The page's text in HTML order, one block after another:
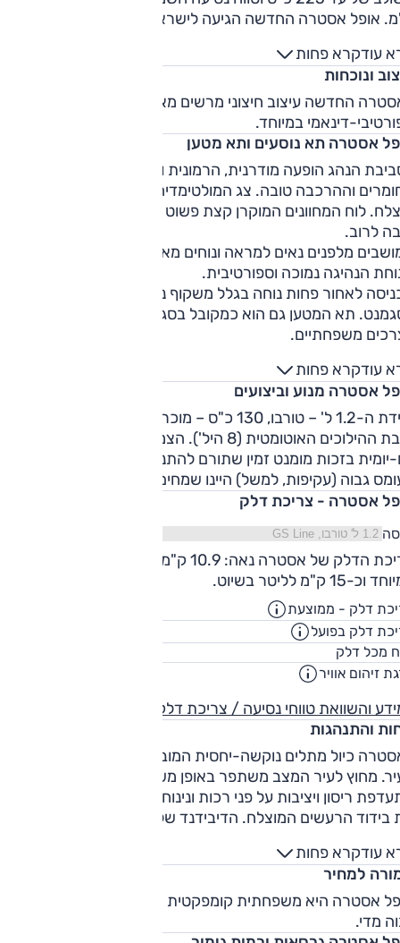
אופל אסטרה החדשה הגיעה לישראל בספטמבר 2022.
עודקרא פחות
ונוכחות
החדשה עיצוב חיצוני מרשים מאוד, בעל נוכחות ומופע
דינאמי במיוחד.
אסטרה תא נוסעים ותא מטען
הנהג הופעה מודרנית, הרמונית ומוצלחת למדי, ואיכות
וההרכבה טובה. צג המולטימדיה פונה לכיוון הנהג וזה
לוח המחוונים המוקרן קצת פשוט למראה. הנדסת האנוש
לרוב.
מלפנים נאים למראה ונוחים מאוד, גם בנסיעות ארוכות.
הנהיגה נמוכה וספורטיבית.
לאחור פחות נוחה בגלל משקוף נמוך והמרחב ממוצע
תא המטען גם הוא כמקובל בסגמנט – ובהחלט מספק
משפחתיים.
עודקרא פחות
אסטרה מנוע וביצועים
יחידת ה-1.2 ל' – טורבו, 130 כ"ס – מוכרת והיא פועלת היטב עם
תיבת ההילוכים האוטומטית (8 היל'). הצמד הזה במיטבו בנהיגה
יומית בזכות מומנט זמין שתורם להתנהלות נינוחה. ובכל זאת,
גבוה (עקיפות, למשל) היינו שמחים לקצת יותר מחץ ועזוז.
אסטרה - צריכת דלק
צריכת הדלק של אסטרה נאה: 10.9 ק"מ לליטר במבחן מאומץ
15 ק"מ לליטר בשיוט.
דלק - ממוצעת
דלק בפועל
מכל דלק
זיהום אוויר
והשוואת טווחי נסיעה / צריכת דלק
והתנהגות
כיול מתלים נוקשה-יחסית המוביל לנוחות בינונית לכל
מחוץ לעיר המצב משתפר באופן משמעותי אך היא בפירוש
ריסון ויציבות על פני רכות ונינוחות. על צד החיוב ניתן
בידוד הרעשים המוצלח. הדיבידנד של הכיול הנוקשה מגיע
עודקרא פחות
למחיר
אסטרה היא משפחתית קומפקטית משובחת - אך מחירה
מדי.